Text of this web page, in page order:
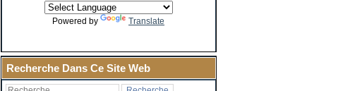
Powered by Translate
Recherche Dans Ce Site Web